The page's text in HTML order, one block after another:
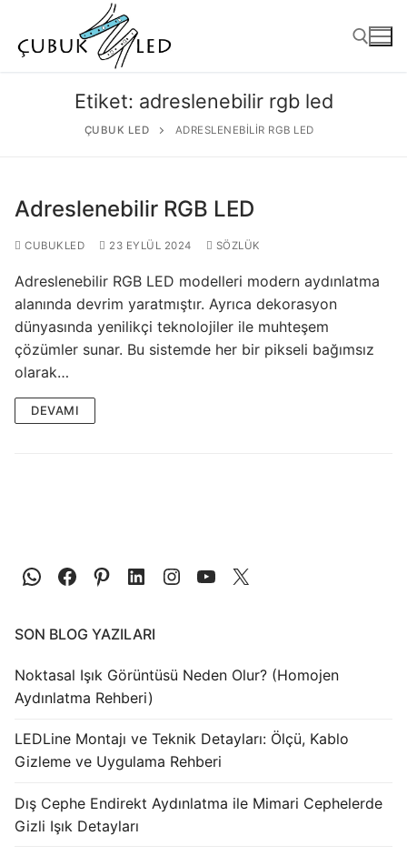
ANASAYFA
ÜRÜNLER
LED Modüller
Sabit Akım Çubuk LED
Alüminyum LED Profilleri
Plastik LED Profilleri
Etiket: adreslenebilir rgb led
ÇUBUK LED ADRESLENEBILIR RGB LED
Adreslenebilir RGB LED
CUBUKLED 23 EYLÜL 2024 SÖZLÜK
Adreslenebilir RGB LED modelleri modern aydınlatma
alanında devrim yaratmıştır. Ayrıca dekorasyon
dünyasında yenilikçi teknolojiler ile muhteşem
çözümler sunar. Bu sistemde her bir pikseli bağımsız
olarak…
DEVAMI
SON BLOG YAZILARI
Noktasal Işık Görüntüsü Neden Olur? (Homojen
Aydınlatma Rehberi)
LEDLine Montajı ve Teknik Detayları: Ölçü, Kablo
Gizleme ve Uygulama Rehberi
Dış Cephe Endirekt Aydınlatma ile Mimari Cephelerde
Gizli Işık Detayları